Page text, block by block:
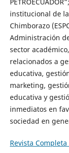
institucional de
Chimborazo
Administración
sector
relacionados a
educativa,
marketing,
educativa y
inmediatos en
sociedad en
Revista Completa